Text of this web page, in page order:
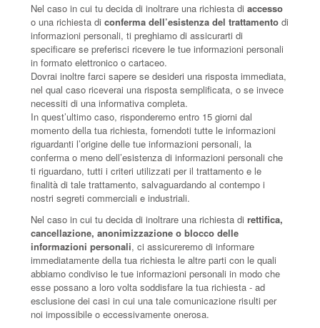
Nel caso in cui tu decida di inoltrare una richiesta di accesso
o una richiesta di conferma dell’esistenza del trattamentodi
informazioni personali, ti preghiamo di assicurarti di
specificare se preferisci ricevere le tue informazioni personali
in formato elettronico o cartaceo.
Dovrai inoltre farci sapere se desideri una risposta immediata,
nel qual caso riceverai una risposta semplificata, o se invece
necessiti di una informativa completa.
In quest’ultimo caso, risponderemo entro 15 giorni dal
momento della tua richiesta, fornendoti tutte le informazioni
riguardanti l’origine delle tue informazioni personali, la
conferma o meno dell’esistenza di informazioni personali che
ti riguardano, tutti i criteri utilizzati per il trattamento e le
finalità di tale trattamento, salvaguardando al contempo i
nostri segreti commerciali e industriali.
Nel caso in cui tu decida di inoltrare una richiesta di rettifica,
cancellazione, anonimizzazione o blocco delle
informazioni personali, ci assicureremo di informare
immediatamente della tua richiesta le altre parti con le quali
abbiamo condiviso le tue informazioni personali in modo che
esse possano a loro volta soddisfare la tua richiesta - ad
esclusione dei casi in cui una tale comunicazione risulti per
noi impossibile o eccessivamente onerosa.